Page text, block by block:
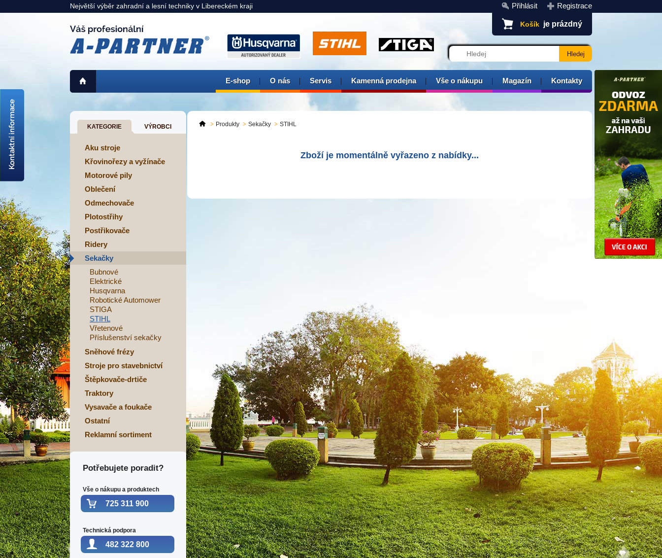
Největší výběr zahradní a lesní techniky v Libereckém kraji Přihlásit Registrace
E-shop O nás Servis Kamenná prodejna Vše o nákupu Magazín Kontakty
Košík je prázdný
725 311 900
liberec@a-partner.cz
KAMENNÁ PRODEJNA:
Liberec
KATEGORIE VÝROBCI
Aku stroje
Křovinořezy a vyžínače
Motorové pily
Oblečení
Odmechovače
Plotostřihy
Postřikovače
Ridery
Sekačky
Bubnové
Elektrické
Husqvarna
Robotické Automower
STIGA
STIHL
Vřetenové
Příslušenství sekačky
Sněhové frézy
Stroje pro stavebnictví
Štěpkovače-drtiče
Traktory
Vysavače a foukače
Ostatní
Reklamní sortiment
Potřebujete poradit?
Vše o nákupu a produktech
725 311 900
Technická podpora
482 322 800
Produkty Sekačky STIHL
Zboží je momentálně vyřazeno z nabídky...